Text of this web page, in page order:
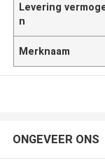
Levering
n
Merknaam
ONGEVEER ONS